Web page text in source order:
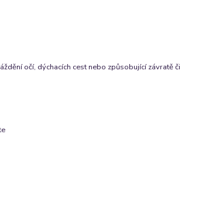
očí, dýchacích cest nebo způsobující závratě či